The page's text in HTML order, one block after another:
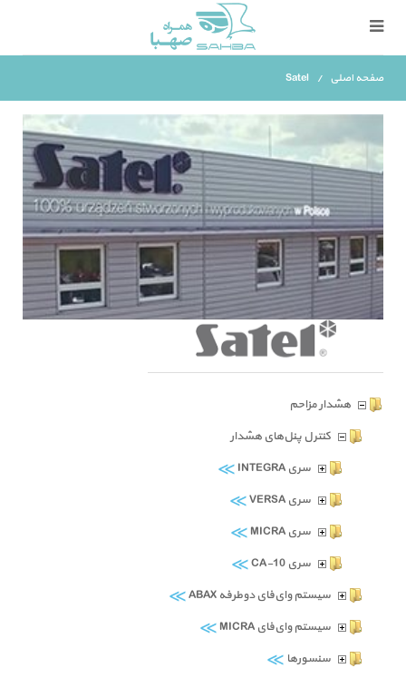
صفحه اصلی Satel
هشدار مزاحم
کنترل پنل‌های هشدار
سری INTEGRA
≫
سری VERSA ≫
سری MICRA ≫
سری CA-10 ≫
سیستم وای‌فای دوطرفه ABAX ≫
سیستم وای‌فای MICRA ≫
سنسورها ≫